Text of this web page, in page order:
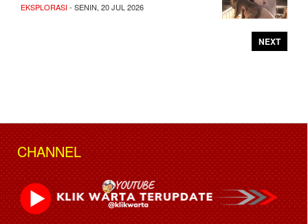
EKSPLORASI- SENIN, 20 JUL 2026
NEXT
CHANNEL